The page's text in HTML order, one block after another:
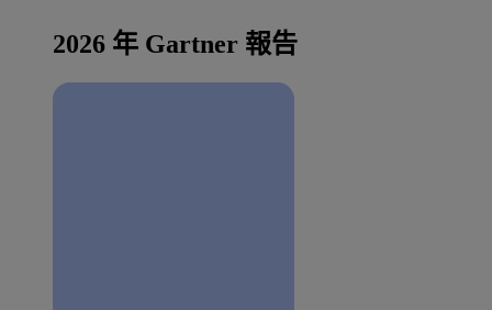
2026 年 Gartner 報告